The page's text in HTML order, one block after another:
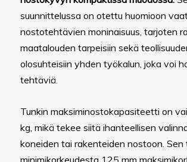
suunnittelussa on otettu huomioon
nostotehtävien moninaisuus, tarjoten
maatalouden tarpeisiin sekä
olosuhteisiin yhden työkalun, joka voi
tehtäviä.
Tunkin maksiminostokapasiteetti on
kg, mikä tekee siitä ihanteellisen
koneiden tai rakenteiden nostoon. Sen